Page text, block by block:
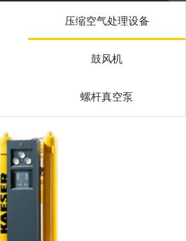
压缩空气处理设备
鼓风机
螺杆真空泵